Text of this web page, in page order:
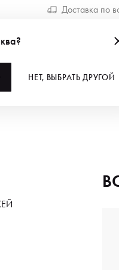
Доставка по
НЕТ, ВЫБРАТЬ ДРУГОЙ